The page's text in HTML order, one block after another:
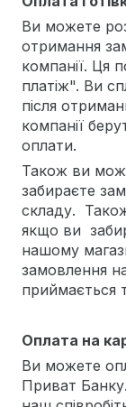
Ви можете
отримання
компанії. Ця
платіж". Ви
після
компанії
оплати.
Також ви
забираєте
складу.
якщо ви
нашому
замовлення
приймається
Оплата на
Ви можете
Приват